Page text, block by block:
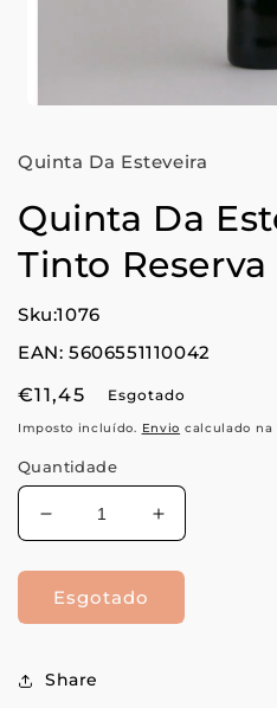
1
modal
Quinta Da Esteveira
Quinta Da
Tinto Reserva
Sku:1076
EAN: 5606551110042
Preço
normal
€11,45 Esgotado
Imposto incluído. Envio calculado na
Quantidade
Diminuir
a
quantidade
de
Quinta
Esteveira
Aumentar
a
quantidade
Quinta
Esgotado
Share